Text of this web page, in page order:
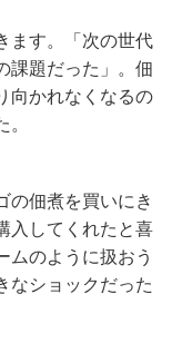
ます。「次の世代
課題だった」。佃
向かれなくなるの
の佃煮を買いにき
入してくれたと喜
ムのように扱おう
なショックだった